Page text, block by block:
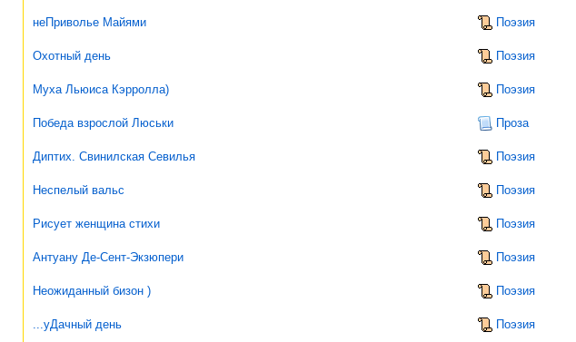
неПриволье Майями Поэзия
Охотный день Поэзия
Муха Льюиса Кэрролла) Поэзия
Победа взрослой Люськи Проза
Диптих. Свинилская Севилья Поэзия
Неспелый вальс Поэзия
Рисует женщина стихи Поэзия
Антуану Де-Сент-Экзюпери Поэзия
Неожиданный бизон ) Поэзия
...уДачный день Поэзия